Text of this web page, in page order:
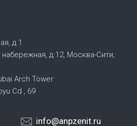
д.1
д.12, Москва-Сити,
Arch Tower
Cd., 69
info@anpzenit.ru